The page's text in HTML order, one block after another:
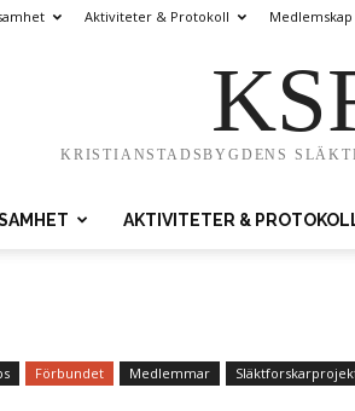
Aktiviteter & Protokoll Medlemskap
KRISTIANSTADSBYGDENS
AKTIVITETER &
Förbundet Medlemmar